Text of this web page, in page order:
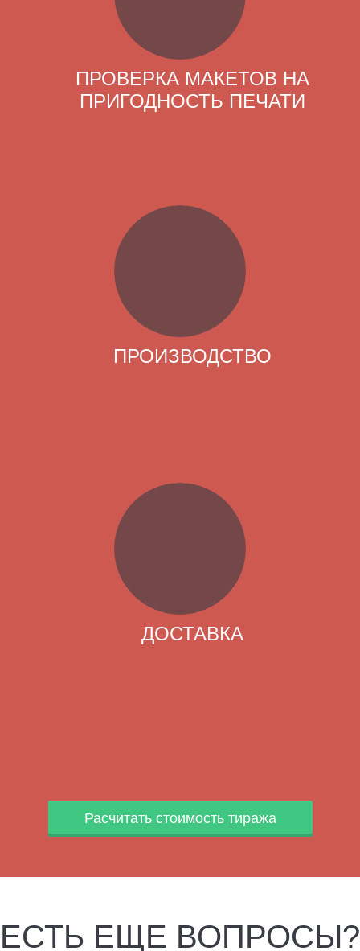
ПРОВЕРКА МАКЕТОВ НА
ПРИГОДНОСТЬ ПЕЧАТИ
ПРОИЗВОДСТВО
ДОСТАВКА
Расчитать стоимость тиража
ЕСТЬ ЕЩЕ ВОПРОСЫ?